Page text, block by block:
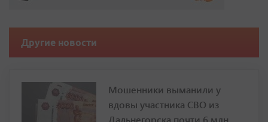
Другие новости
Мошенники выманили у
вдовы участника СВО из
Дальнегорска почти 6 млн